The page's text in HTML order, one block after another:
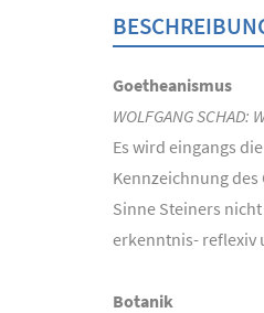
Goetheanismus
WOLFGANG
Es wird eingangs
Kennzeichnung
Sinne Steiners
erkenntnis- reflexiv
Botanik